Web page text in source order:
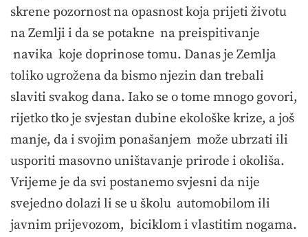
skrene pozornost na opasnost koja prijeti životu
na Zemlji i da se potakne na preispitivanje
navika koje doprinose tomu. Danas je Zemlja
toliko ugrožena da bismo njezin dan trebali
slaviti svakog dana. Iako se o tome mnogo govori,
rijetko tko je svjestan dubine ekološke krize, a još
manje, da i svojim ponašanjem može ubrzati ili
usporiti masovno uništavanje prirode i okoliša.
Vrijeme je da svi postanemo svjesni da nije
svejedno dolazi li se u školu automobilom ili
javnim prijevozom, biciklom i vlastitim nogama.